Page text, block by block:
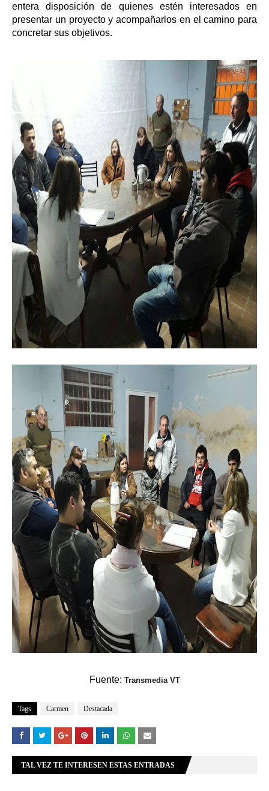
entera disposición de quienes estén interesados en
presentar un proyecto y acompañarlos en el camino para
concretar sus objetivos.
Fuente: Transmedia VT
Tags Carmen Destacada
TAL VEZ TE INTERESEN ESTAS ENTRADAS